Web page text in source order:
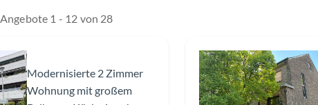
Angebote 1 - 12 von 28
Modernisierte 2 Zimmer
Wohnung mit großem
Slide 1 of 18